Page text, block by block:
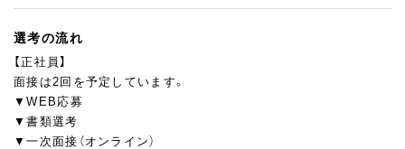
選考の流れ
【正社員】
面接は2回を予定しています。
▼WEB応募
▼書類選考
▼一次面接（オンライン）